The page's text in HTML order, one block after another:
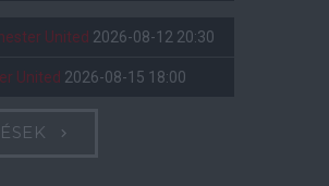
United 2026-08-12 20:30
United 2026-08-15 18:00